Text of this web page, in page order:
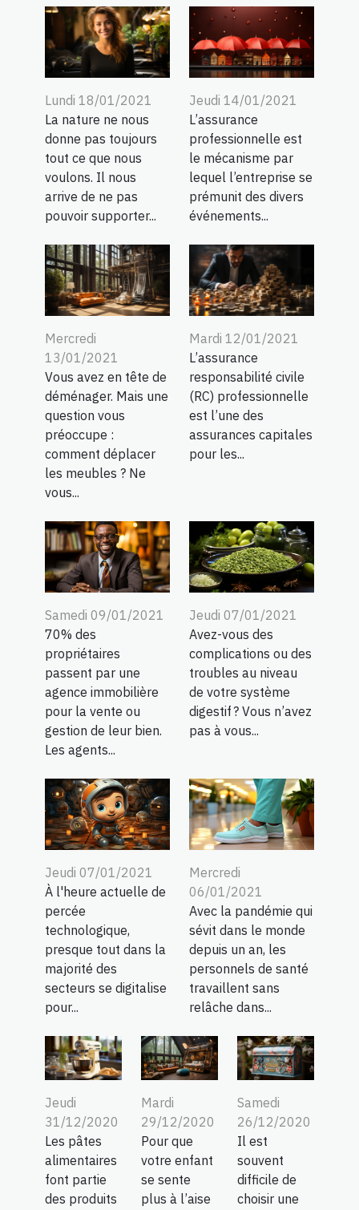
Lundi 18/01/2021
La nature ne nous
donne pas toujours
tout ce que nous
voulons. Il nous
arrive de ne pas
pouvoir supporter...
Jeudi 14/01/2021
L’assurance
professionnelle est
le mécanisme par
lequel l’entreprise se
prémunit des divers
événements...
Mercredi
13/01/2021
Vous avez en tête de
déménager. Mais une
question vous
préoccupe :
comment déplacer
les meubles ? Ne
vous...
Mardi 12/01/2021
L’assurance
responsabilité civile
(RC) professionnelle
est l’une des
assurances capitales
pour les...
Samedi 09/01/2021
70% des
propriétaires
passent par une
agence immobilière
pour la vente ou
gestion de leur bien.
Les agents...
Jeudi 07/01/2021
Avez-vous des
complications ou des
troubles au niveau
de votre système
digestif ? Vous n’avez
pas à vous...
Jeudi 07/01/2021
À l'heure actuelle de
percée
technologique,
presque tout dans la
majorité des
secteurs se digitalise
pour...
Mercredi
06/01/2021
Avec la pandémie qui
sévit dans le monde
depuis un an, les
personnels de santé
travaillent sans
relâche dans...
Jeudi
31/12/2020
Les pâtes
alimentaires
font partie
des produits
Mardi
29/12/2020
Pour que
votre enfant
se sente
plus à l’aise
Samedi
26/12/2020
Il est
souvent
difficile de
choisir une